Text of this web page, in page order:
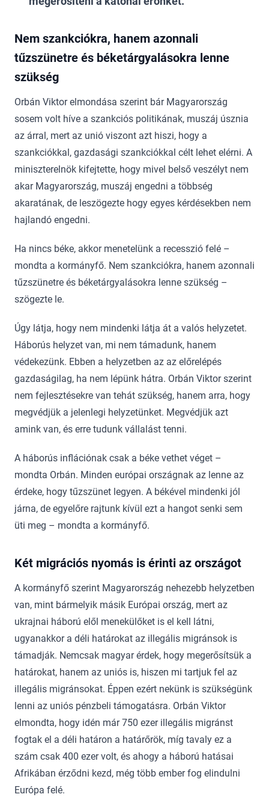
Nem szankciókra, hanem azonnali
tűzszünetre és béketárgyalásokra lenne
szükség
Orbán Viktor elmondása szerint bár Magyarország
sosem volt híve a szankciós politikának, muszáj úsznia
az árral, mert az unió viszont azt hiszi, hogy a
szankciókkal, gazdasági szankciókkal célt lehet elérni. A
miniszterelnök kifejtette, hogy mivel belső veszélyt nem
akar Magyarország, muszáj engedni a többség
akaratának, de leszögezte hogy egyes kérdésekben nem
hajlandó engedni.
Ha nincs béke, akkor menetelünk a recesszió felé –
mondta a kormányfő. Nem szankciókra, hanem azonnali
tűzszünetre és béketárgyalásokra lenne szükség –
szögezte le.
Úgy látja, hogy nem mindenki látja át a valós helyzetet.
Háborús helyzet van, mi nem támadunk, hanem
védekezünk. Ebben a helyzetben az az előrelépés
gazdaságilag, ha nem lépünk hátra. Orbán Viktor szerint
nem fejlesztésekre van tehát szükség, hanem arra, hogy
megvédjük a jelenlegi helyzetünket. Megvédjük azt
amink van, és erre tudunk vállalást tenni.
A háborús inflációnak csak a béke vethet véget –
mondta Orbán. Minden európai országnak az lenne az
érdeke, hogy tűzszünet legyen. A békével mindenki jól
járna, de egyelőre rajtunk kívül ezt a hangot senki sem
üti meg – mondta a kormányfő.
Két migrációs nyomás is érinti az országot
A kormányfő szerint Magyarország nehezebb helyzetben
van, mint bármelyik másik Európai ország, mert az
ukrajnai háború elől menekülőket is el kell látni,
ugyanakkor a déli határokat az illegális migránsok is
támadják. Nemcsak magyar érdek, hogy megerősítsük a
határokat, hanem az uniós is, hiszen mi tartjuk fel az
illegális migránsokat. Éppen ezért nekünk is szükségünk
lenni az uniós pénzbeli támogatásra. Orbán Viktor
elmondta, hogy idén már 750 ezer illegális migránst
fogtak el a déli határon a határőrök, míg tavaly ez a
szám csak 400 ezer volt, és ahogy a háború hatásai
Afrikában érződni kezd, még több ember fog elindulni
Európa felé.